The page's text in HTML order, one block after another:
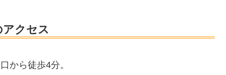
クセス
から徒歩4分。